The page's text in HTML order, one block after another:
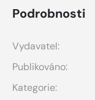
Podrobnosti
Vydavatel:
Publikováno:
Kategorie: